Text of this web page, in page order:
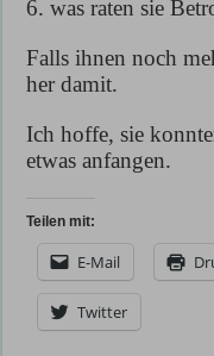
6. was raten sie
Falls ihnen noch
her damit.
Ich hoffe, sie
etwas anfangen.
Teilen mit:
E-Mail
Twitter